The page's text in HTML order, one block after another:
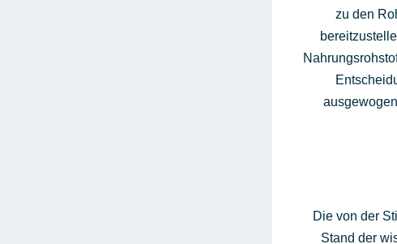
zu den
Die von der
Stand der